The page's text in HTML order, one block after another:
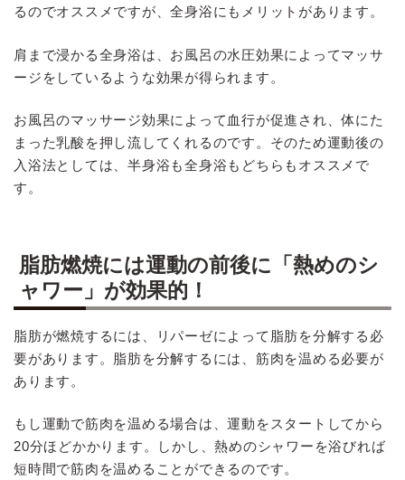
るのでオススメですが、全身浴にもメリットがあります。
肩まで浸かる全身浴は、お風呂の水圧効果によってマッサ
ージをしているような効果が得られます。
お風呂のマッサージ効果によって血行が促進され、体にた
まった乳酸を押し流してくれるのです。そのため運動後の
入浴法としては、半身浴も全身浴もどちらもオススメで
す。
脂肪燃焼には運動の前後に「熱めのシ
ャワー」が効果的！
脂肪が燃焼するには、リパーゼによって脂肪を分解する必
要があります。脂肪を分解するには、筋肉を温める必要が
あります。
もし運動で筋肉を温める場合は、運動をスタートしてから
20分ほどかかります。しかし、熱めのシャワーを浴びれば
短時間で筋肉を温めることができるのです。